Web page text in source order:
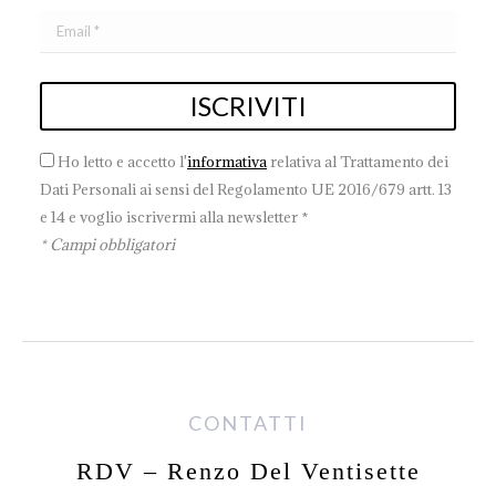
Ho letto e accetto l'informativa relativa al Trattamento dei
Dati Personali ai sensi del Regolamento UE 2016/679 artt. 13
e 14 e voglio iscrivermi alla newsletter *
* Campi obbligatori
CONTATTI
RDV – Renzo Del Ventisette